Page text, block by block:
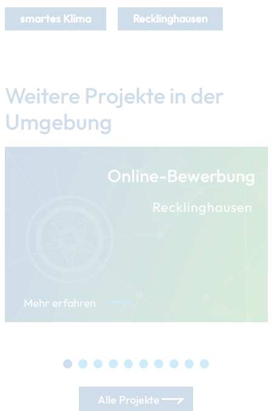
smartes Klima Recklinghausen
Weitere Projekte in der
Umgebung
Online-Bewerbung
Recklinghausen
Mehr erfahren
Alle Projekte